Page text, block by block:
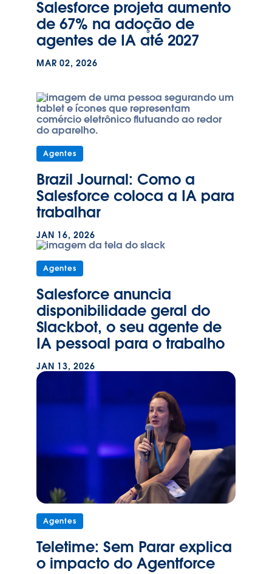
Salesforce projeta aumento
de 67% na adoção de
agentes de IA até 2027
MAR 02, 2026
Agentes
Brazil Journal: Como a
Salesforce coloca a IA para
trabalhar
JAN 16, 2026
Agentes
Salesforce anuncia
disponibilidade geral do
Slackbot, o seu agente de
IA pessoal para o trabalho
JAN 13, 2026
Agentes
Teletime: Sem Parar explica
o impacto do Agentforce